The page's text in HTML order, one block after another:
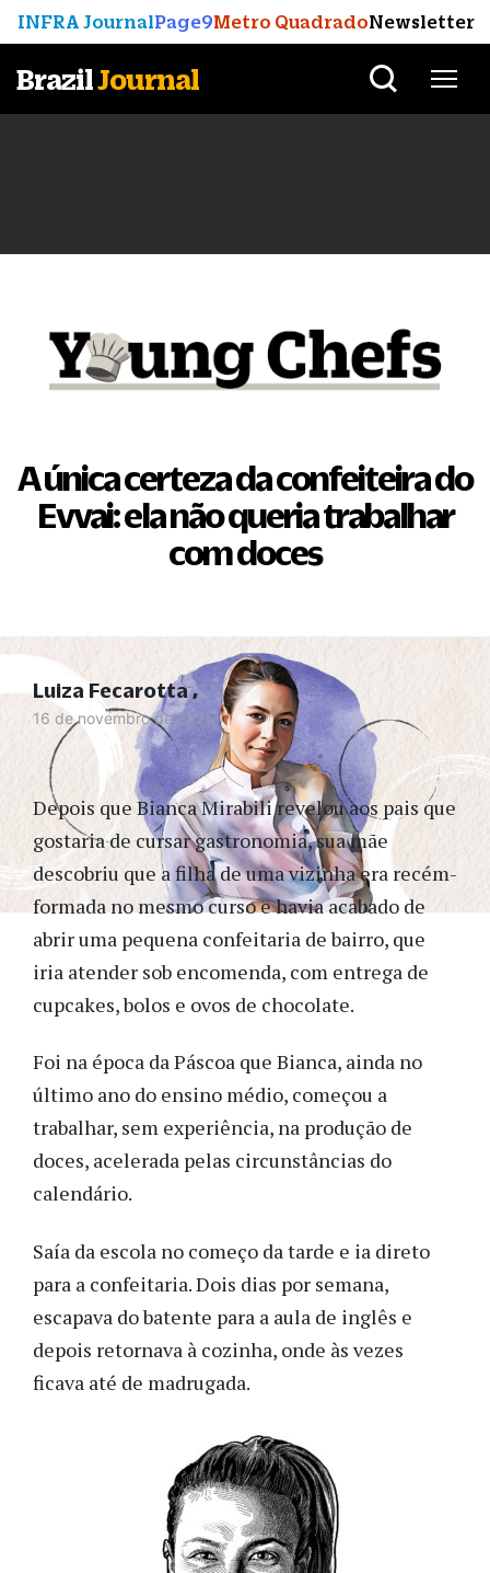
INFRA JournalPage9Metro QuadradoNewsletter
BrazilJournal
A única certeza da confeiteira do
Evvai: ela não queria trabalhar
com doces
16 de novembro de 2025
Depois que Bianca Mirabili revelou aos pais que
gostaria de cursar gastronomia, sua mãe
descobriu que a filha de uma vizinha era recém-
formada no mesmo curso e havia acabado de
abrir uma pequena confeitaria de bairro, que
iria atender sob encomenda, com entrega de
cupcakes, bolos e ovos de chocolate.
Foi na época da Páscoa que Bianca, ainda no
último ano do ensino médio, começou a
trabalhar, sem experiência, na produção de
doces, acelerada pelas circunstâncias do
calendário.
Saía da escola no começo da tarde e ia direto
para a confeitaria. Dois dias por semana,
escapava do batente para a aula de inglês e
depois retornava à cozinha, onde às vezes
ficava até de madrugada.
Luiza Fecarotta